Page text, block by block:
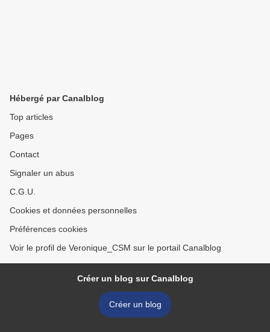
Hébergé par Canalblog
Top articles
Pages
Contact
Signaler un abus
C.G.U.
Cookies et données personnelles
Préférences cookies
Voir le profil de Veronique_CSM sur le portail Canalblog
Créer un blog sur Canalblog
Créer un blog